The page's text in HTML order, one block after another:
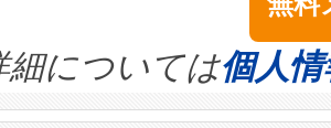
の効率性は、フェ
provides a
reliability for AI
to ensure battery
化を実現すること
ルモードでは、
で検出でき、これ
細については個人